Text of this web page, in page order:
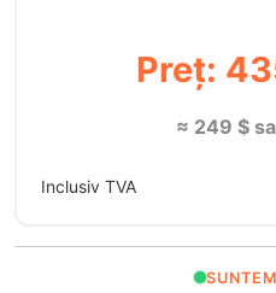
Preț:
≈ 249 $
Inclusiv TVA